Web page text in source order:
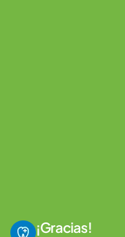
¡Gracias!